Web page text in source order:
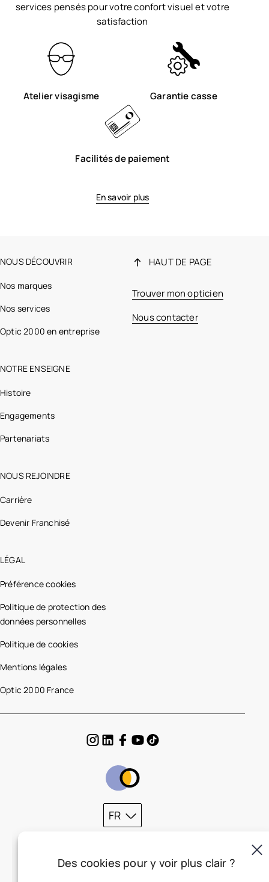
services pensés pour votre confort visuel et votre
satisfaction
Atelier visagisme Garantie casse
Facilités de paiement
En savoir plus
NOUS DÉCOUVRIR
Nos marques
Nos services
Optic 2000 en entreprise
NOTRE ENSEIGNE
Histoire
Engagements
Partenariats
NOUS REJOINDRE
Carrière
Devenir Franchisé
LÉGAL
Préférence cookies
Politique de protection des
données personnelles
Politique de cookies
Mentions légales
Optic 2000 France
HAUT DE PAGE
Trouver mon opticien
Nous contacter
FR
Des cookies pour y voir plus clair ?